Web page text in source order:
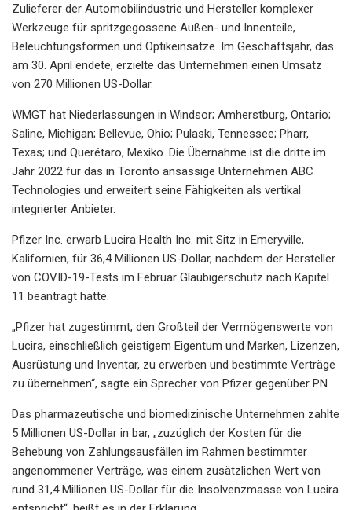
Zulieferer der Automobilindustrie und Hersteller komplexer
Werkzeuge für spritzgegossene Außen- und Innenteile,
Beleuchtungsformen und Optikeinsätze. Im Geschäftsjahr, das
am 30. April endete, erzielte das Unternehmen einen Umsatz
von 270 Millionen US-Dollar.
WMGT hat Niederlassungen in Windsor; Amherstburg, Ontario;
Saline, Michigan; Bellevue, Ohio; Pulaski, Tennessee; Pharr,
Texas; und Querétaro, Mexiko. Die Übernahme ist die dritte im
Jahr 2022 für das in Toronto ansässige Unternehmen ABC
Technologies und erweitert seine Fähigkeiten als vertikal
integrierter Anbieter.
Pfizer Inc. erwarb Lucira Health Inc. mit Sitz in Emeryville,
Kalifornien, für 36,4 Millionen US-Dollar, nachdem der Hersteller
von COVID-19-Tests im Februar Gläubigerschutz nach Kapitel
11 beantragt hatte.
„Pfizer hat zugestimmt, den Großteil der Vermögenswerte von
Lucira, einschließlich geistigem Eigentum und Marken, Lizenzen,
Ausrüstung und Inventar, zu erwerben und bestimmte Verträge
zu übernehmen“, sagte ein Sprecher von Pfizer gegenüber PN.
Das pharmazeutische und biomedizinische Unternehmen zahlte
5 Millionen US-Dollar in bar, „zuzüglich der Kosten für die
Behebung von Zahlungsausfällen im Rahmen bestimmter
angenommener Verträge, was einem zusätzlichen Wert von
rund 31,4 Millionen US-Dollar für die Insolvenzmasse von Lucira